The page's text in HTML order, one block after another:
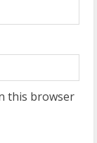
this browser